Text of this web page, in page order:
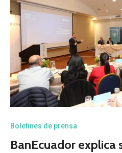
Boletines de prensa
BanEcuador explica